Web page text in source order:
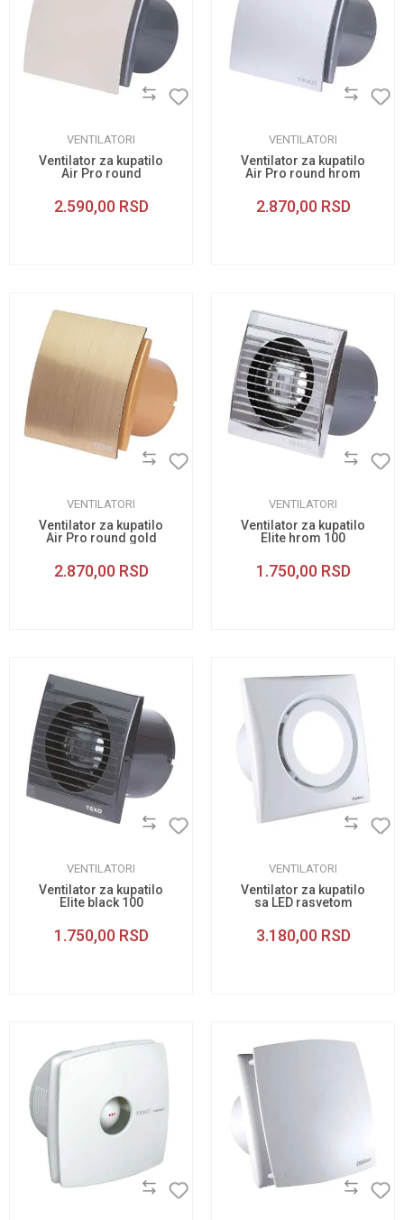
VENTILATORI
Ventilator za kupatilo
Air Pro round
2.590,00 RSD
VENTILATORI
Ventilator za kupatilo
Air Pro round hrom
2.870,00 RSD
VENTILATORI
Ventilator za kupatilo
Air Pro round gold
2.870,00 RSD
VENTILATORI
Ventilator za kupatilo
Elite hrom 100
1.750,00 RSD
VENTILATORI
Ventilator za kupatilo
Elite black 100
1.750,00 RSD
VENTILATORI
Ventilator za kupatilo
sa LED rasvetom
3.180,00 RSD